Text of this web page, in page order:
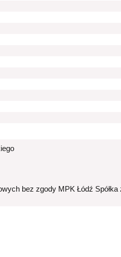
bez zgody MPK Łódź Spółka